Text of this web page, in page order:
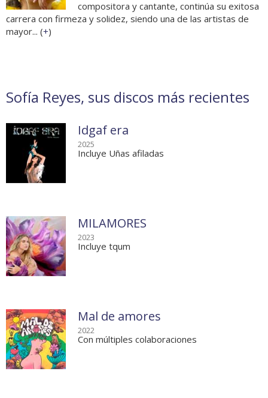
compositora y cantante, continúa su exitosa
carrera con firmeza y solidez, siendo una de las artistas de
mayor... (+)
Sofía Reyes, sus discos más recientes
Idgaf era
2025
Incluye Uñas afiladas
MILAMORES
2023
Incluye tqum
Mal de amores
2022
Con múltiples colaboraciones